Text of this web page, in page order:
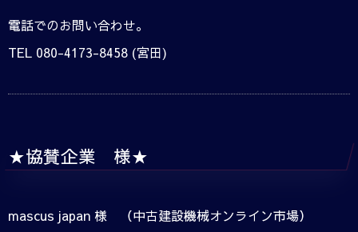
電話でのお問い合わせ。
TEL 080-4173-8458 (宮田)
★協賛企業 様★
mascus japan 様 （中古建設機械オンライン市場）